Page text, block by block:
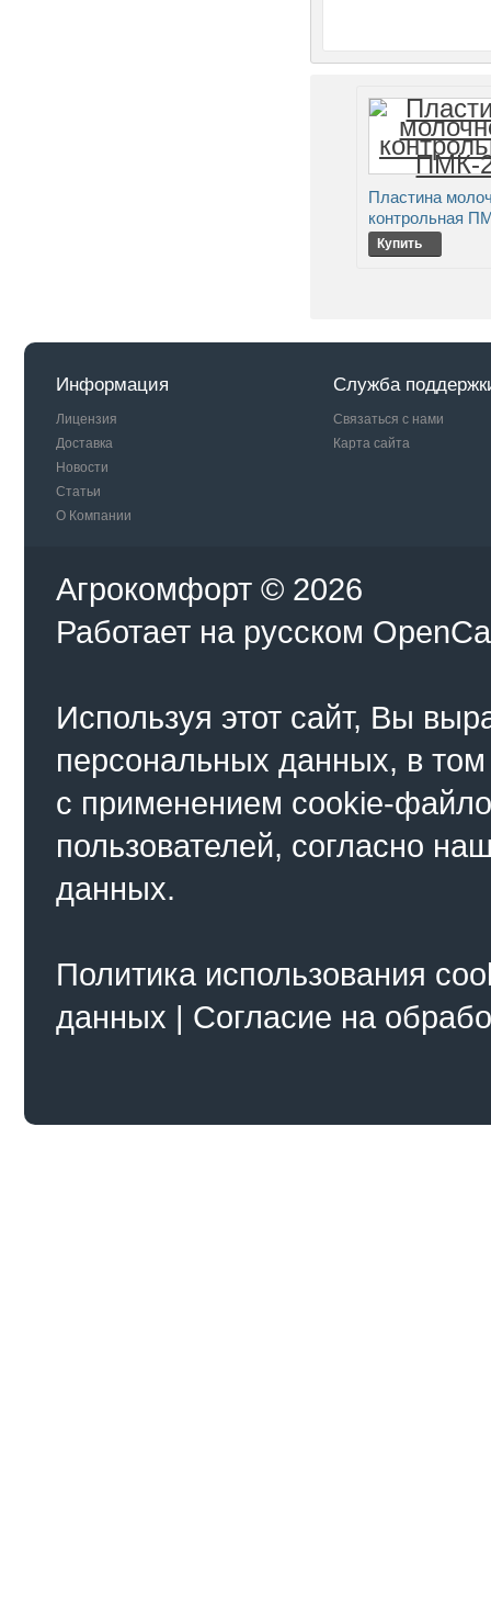
Пластина
контрольная
Купить
Информация
Лицензия
Доставка
Новости
Статьи
О Компании
Служба
Связаться с нами
Карта сайта
Агрокомфорт © 2026
Работает на русском
Используя этот сайт, Вы
персональных данных, в
с применением cookie-
пользователей, согласно
данных.
Политика использования
данных | Согласие на